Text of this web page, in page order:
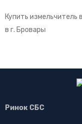
Купить измельчитель
в г. Бровары
Ринок СБС